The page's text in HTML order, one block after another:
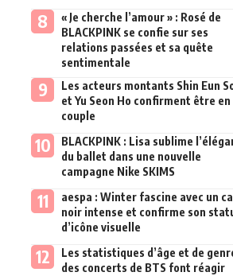
« Je cherche l’amour » : Rosé de
BLACKPINK se confie sur ses
relations passées et sa quête
sentimentale
Les acteurs montants Shin Eun
et Yu Seon Ho confirment être en
couple
BLACKPINK : Lisa sublime
du ballet dans une nouvelle
campagne Nike SKIMS
aespa : Winter fascine avec un
noir intense et confirme son
d’icône visuelle
Les statistiques d’âge et de
des concerts de BTS font réagir